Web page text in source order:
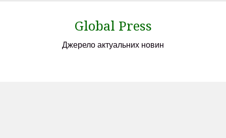
Global Press
Джерело актуальних новин